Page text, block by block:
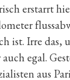
erstarrt
ist. Irre das,
egal.
aus